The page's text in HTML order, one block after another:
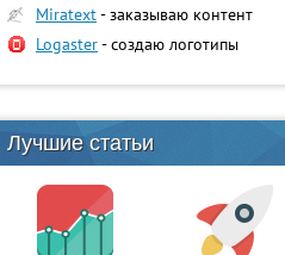
Miratext- заказываю контент
Logaster- создаю логотипы
Лучшие статьи